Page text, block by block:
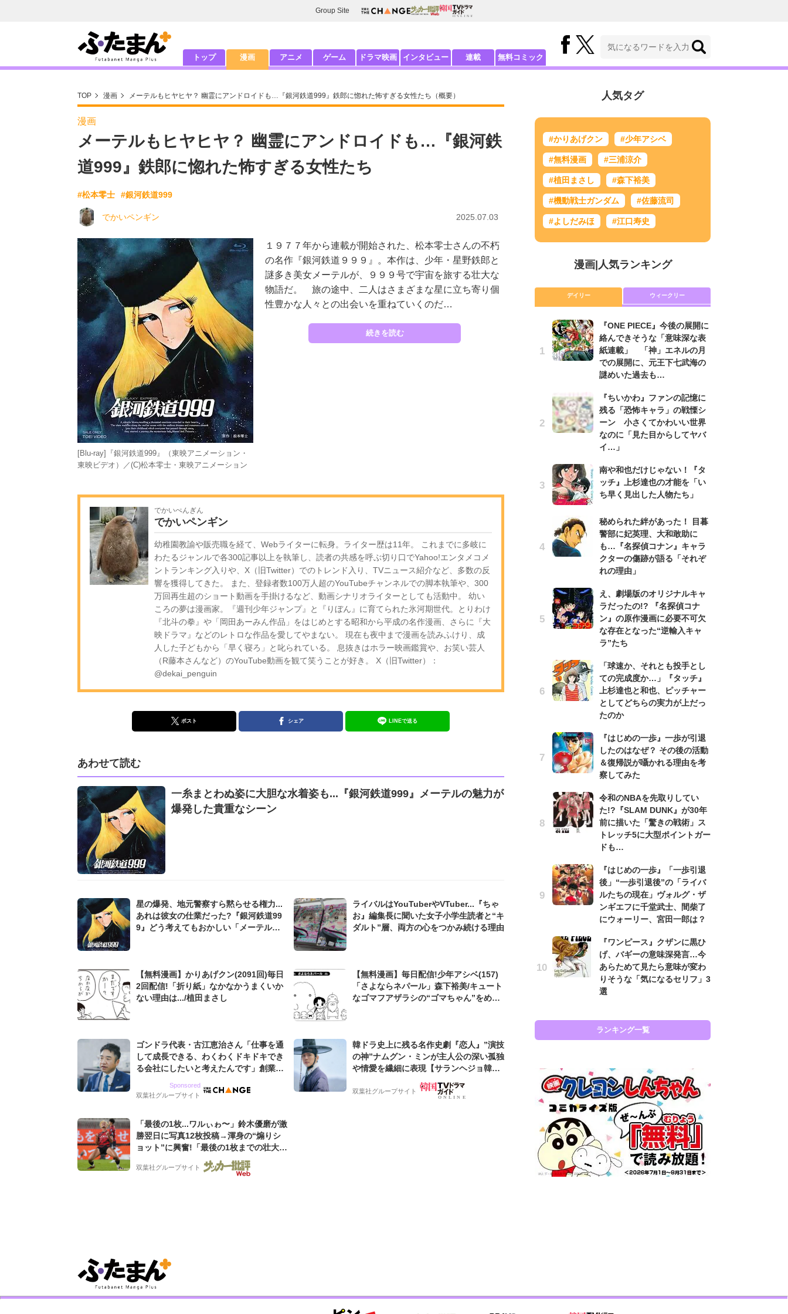
Group Site
トップ 漫画 アニメ ゲーム ドラマ映画 インタビュー 連載 無料コミック
TOP 漫画 メーテルもヒヤヒヤ？ 幽霊にアンドロイドも…『銀河鉄道999』鉄郎に惚れた怖すぎる女性たち（概要）
漫画
メーテルもヒヤヒヤ？ 幽霊にアンドロイドも…『銀河鉄
道999』鉄郎に惚れた怖すぎる女性たち
#松本零士 #銀河鉄道999
でかいペンギン 2025.07.03
[Blu-ray]『銀河鉄道999』（東映アニメーション・
東映ビデオ）／(C)松本零士・東映アニメーション
１９７７年から連載が開始された、松本零士さんの不朽
の名作『銀河鉄道９９９』。本作は、少年・星野鉄郎と
謎多き美女メーテルが、９９９号で宇宙を旅する壮大な
物語だ。 旅の途中、二人はさまざまな星に立ち寄り個
性豊かな人々との出会いを重ねていくのだ…
続きを読む
でかいぺんぎん
でかいペンギン
幼稚園教諭や販売職を経て、Webライターに転身。ライター歴は11年。 これまでに多岐に
わたるジャンルで各300記事以上を執筆し、読者の共感を呼ぶ切り口でYahoo!エンタメコメ
ントランキング入りや、X（旧Twitter）でのトレンド入り、TVニュース紹介など、多数の反
響を獲得してきた。 また、登録者数100万人超のYouTubeチャンネルでの脚本執筆や、300
万回再生超のショート動画を手掛けるなど、動画シナリオライターとしても活動中。 幼い
ころの夢は漫画家。『週刊少年ジャンプ』と『りぼん』に育てられた氷河期世代。とりわけ
『北斗の拳』や「岡田あーみん作品」をはじめとする昭和から平成の名作漫画、さらに『大
映ドラマ』などのレトロな作品を愛してやまない。 現在も夜中まで漫画を読みふけり、成
人した子どもから「早く寝ろ」と叱られている。 息抜きはホラー映画鑑賞や、お笑い芸人
（R藤本さんなど）のYouTube動画を観て笑うことが好き。 X（旧Twitter）：
@dekai_penguin
ポスト シェア LINEで送る
あわせて読む
一糸まとわぬ姿に大胆な水着姿も...『銀河鉄道999』メーテルの魅力が
爆発した貴重なシーン
星の爆発、地元警察すら黙らせる権力...
あれは彼女の仕業だった?『銀河鉄道99
9』どう考えてもおかしい「メーテルの
ライバルはYouTuberやVTuber...『ちゃ
お』編集長に聞いた女子小学生読者と“キ
ダルト”層、両方の心をつかみ続ける理由
【無料漫画】かりあげクン(2091回)毎日
2回配信!「折り紙」なかなかうまくいか
ない理由は.../植田まさし
【無料漫画】毎日配信!少年アシベ(157)
「さよならネパール」森下裕美/キュート
なゴマフアザラシの“ゴマちゃん”をめぐ
ゴンドラ代表・古江恵治さん「仕事を通
して成長できる、わくわくドキドキでき
る会社にしたいと考えたんです」創業来
グ会社のアイデンティティ
Sponsored
双葉社グループサイト
韓ドラ史上に残る名作史劇『恋人』”演技
の神”ナムグン・ミンが主人公の深い孤独
や情愛を繊細に表現【サランヘジョ韓ド
双葉社グループサイト
「最後の1枚...ワルぃゎ〜」鈴木優磨が激
勝翌日に写真12枚投稿→渾身の“煽りシ
ョット”に興奮!「最後の1枚までの壮大な
フリ」「知念くんのことどんだけ好きな
んよw」
双葉社グループサイト
人気タグ
#かりあげクン #少年アシベ
#無料漫画 #三浦涼介
#植田まさし #森下裕美
#機動戦士ガンダム #佐藤流司
#よしだみほ #江口寿史
漫画| 人気ランキング
デイリー ウィークリー
『ONE PIECE』今後の展開に
絡んできそうな「意味深な表
紙連載」 「神」エネルの月
での展開に、元王下七武海の
謎めいた過去も…
『ちいかわ』ファンの記憶に
残る「恐怖キャラ」の戦慄シ
ーン 小さくてかわいい世界
なのに「見た目からしてヤバ
イ…」
南や和也だけじゃない！『タ
ッチ』上杉達也の才能を「い
ち早く見出した人物たち」
秘められた絆があった！ 目暮
警部に妃英理、大和敢助に
も…『名探偵コナン』キャラ
クターの傷跡が語る「それぞ
れの理由」
え、劇場版のオリジナルキャ
ラだったの!? 『名探偵コナ
ン』の原作漫画に必要不可欠
な存在となった“逆輸入キャ
ラ”たち
「球速か、それとも投手とし
ての完成度か…」『タッチ』
上杉達也と和也、ピッチャー
としてどちらの実力が上だっ
たのか
『はじめの一歩』一歩が引退
したのはなぜ？ その後の活動
＆復帰説が囁かれる理由を考
察してみた
令和のNBAを先取りしてい
た!?『SLAM DUNK』が30年
前に描いた「驚きの戦術」ス
トレッチ5に大型ポイントガー
ドも…
『はじめの一歩』「一歩引退
後」“一歩引退後”の「ライバ
ルたちの現在」ヴォルグ・ザ
ンギエフに千堂武士、間柴了
にウォーリー、宮田一郎は？
『ワンピース』クザンに黒ひ
げ、バギーの意味深発言…今
あらためて見たら意味が変わ
りそうな「気になるセリフ」3
選
ランキング一覧